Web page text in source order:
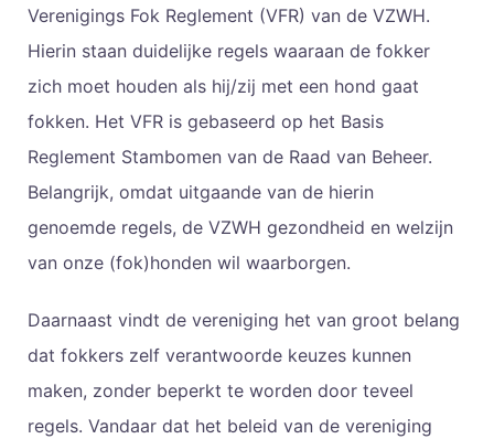
Verenigings Fok Reglement (VFR) van de VZWH.
Hierin staan duidelijke regels waaraan de fokker
zich moet houden als hij/zij met een hond gaat
fokken. Het VFR is gebaseerd op het Basis
Reglement Stambomen van de Raad van Beheer.
Belangrijk, omdat uitgaande van de hierin
genoemde regels, de VZWH gezondheid en welzijn
van onze (fok)honden wil waarborgen.
Daarnaast vindt de vereniging het van groot belang
dat fokkers zelf verantwoorde keuzes kunnen
maken, zonder beperkt te worden door teveel
regels. Vandaar dat het beleid van de vereniging